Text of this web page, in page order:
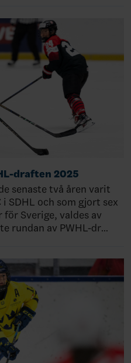
draften 2025
senaste två åren varit
SDHL och som gjort sex
Sverige, valdes av
rundan av PWHL-dr…